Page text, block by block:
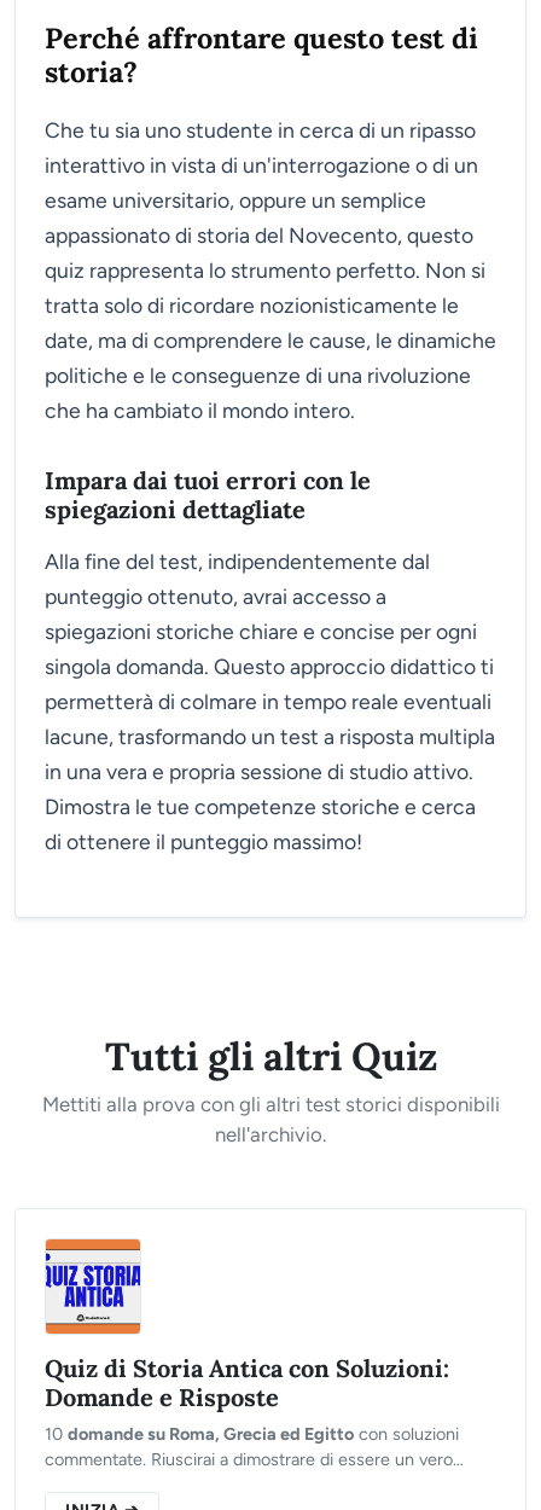
Perché affrontare questo test di
storia?
Che tu sia uno studente in cerca di un ripasso
interattivo in vista di un'interrogazione o di un
esame universitario, oppure un semplice
appassionato di storia del Novecento, questo
quiz rappresenta lo strumento perfetto. Non si
tratta solo di ricordare nozionisticamente le
date, ma di comprendere le cause, le dinamiche
politiche e le conseguenze di una rivoluzione
che ha cambiato il mondo intero.
Impara dai tuoi errori con le
spiegazioni dettagliate
Alla fine del test, indipendentemente dal
punteggio ottenuto, avrai accesso a
spiegazioni storiche chiare e concise per ogni
singola domanda. Questo approccio didattico ti
permetterà di colmare in tempo reale eventuali
lacune, trasformando un test a risposta multipla
in una vera e propria sessione di studio attivo.
Dimostra le tue competenze storiche e cerca
di ottenere il punteggio massimo!
Tutti gli altri Quiz
Mettiti alla prova con gli altri test storici disponibili
nell'archivio.
Quiz di Storia Antica con Soluzioni:
Domande e Risposte
10 domande su Roma, Grecia ed Egitto con soluzioni
commentate. Riuscirai a dimostrare di essere un vero